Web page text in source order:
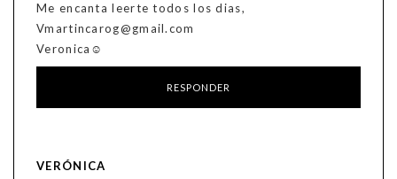
Me encanta leerte todos los dias,
Vmartincarog@gmail.com
Veronica☺️
RESPONDER
VERÓNICA